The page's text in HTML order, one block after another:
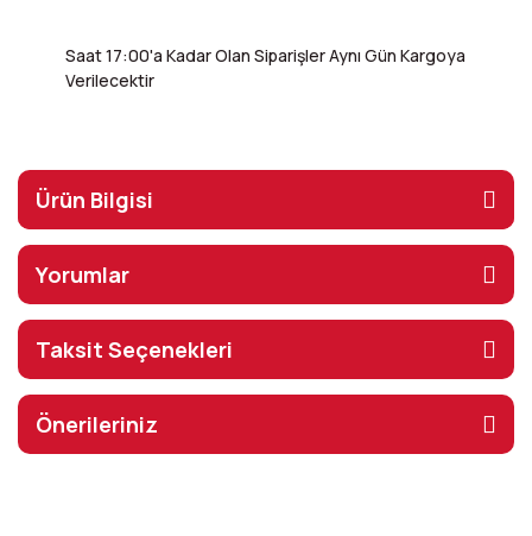
Saat 17:00'a Kadar Olan Siparişler Aynı Gün Kargoya
Verilecektir
Ürün Bilgisi
Yorumlar
Taksit Seçenekleri
Önerileriniz